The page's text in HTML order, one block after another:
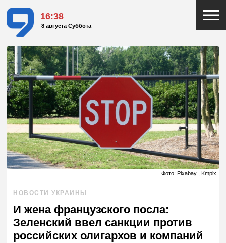
16:38
8 августа Суббота
Фото: Pixabay , Kmpix
НОВОСТИ УКРАИНЫ
И жена французского посла:
Зеленский ввел санкции против
российских олигархов и компаний